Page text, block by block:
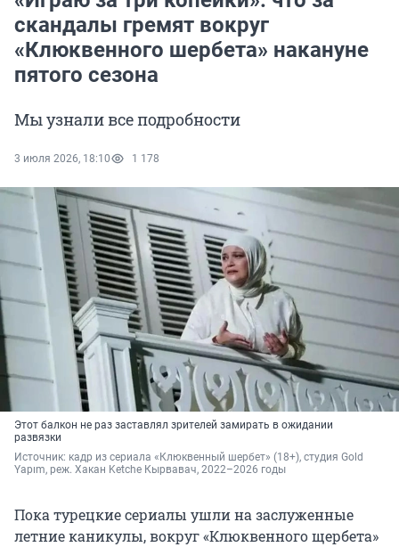
скандалы гремят вокруг
«Клюквенного шербета» накануне
пятого сезона
Мы узнали все подробности
3 июля 2026, 18:10 1 178
Этот балкон не раз заставлял зрителей замирать в ожидании
развязки
Источник: кадр из сериала «Клюквенный шербет» (18+), студия Gold
Yapım, реж. Хакан Ketche Кырвавач, 2022–2026 годы
Пока турецкие сериалы ушли на заслуженные
летние каникулы, вокруг «Клюквенного щербета»